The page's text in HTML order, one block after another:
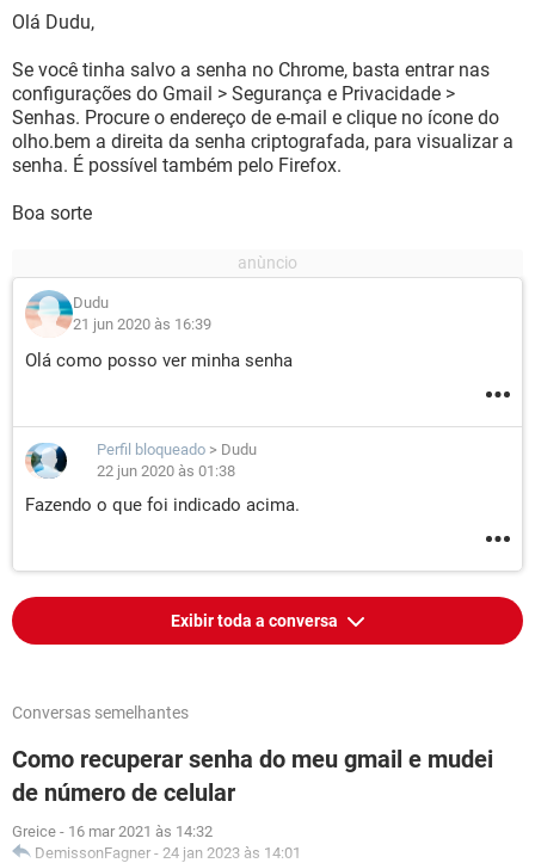
Olá Dudu,
Se você tinha salvo a senha no Chrome, basta entrar nas
configurações do Gmail > Segurança e Privacidade >
Senhas. Procure o endereço de e-mail e clique no ícone do
olho.bem a direita da senha criptografada, para visualizar a
senha. É possível também pelo Firefox.
Boa sorte
Dudu
21 jun 2020 às 16:39
Olá como posso ver minha senha
Perfil bloqueado > Dudu
22 jun 2020 às 01:38
Fazendo o que foi indicado acima.
Exibir toda a conversa
Conversas semelhantes
Como recuperar senha do meu gmail e mudei
de número de celular
Greice - 16 mar 2021 às 14:32
DemissonFagner - 24 jan 2023 às 14:01